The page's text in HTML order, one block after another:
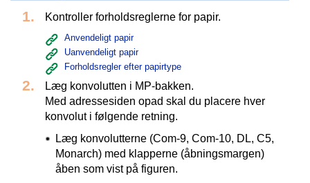
Kontroller forholdsreglerne for papir.
Anvendeligt papir
Uanvendeligt papir
Forholdsregler efter papirtype
Læg konvolutten i MP-bakken.
Med adressesiden opad skal du placere hver
konvolut i følgende retning.
Læg konvolutterne (Com-9, Com-10, DL, C5,
Monarch) med klapperne (åbningsmargen)
åben som vist på figuren.